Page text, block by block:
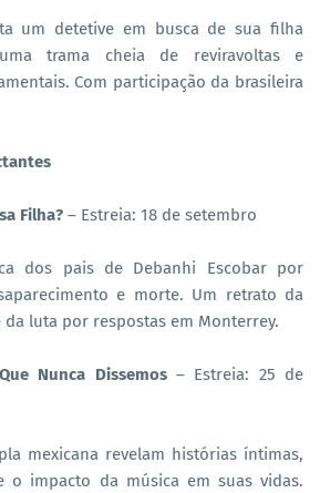
um detetive em busca de sua filha
trama cheia de reviravoltas e
Com participação da brasileira
Filha? – Estreia: 18 de setembro
dos pais de Debanhi Escobar por
e morte. Um retrato da
luta por respostas em Monterrey.
Nunca Dissemos– Estreia: 25 de
mexicana revelam histórias íntimas,
o impacto da música em suas vidas.